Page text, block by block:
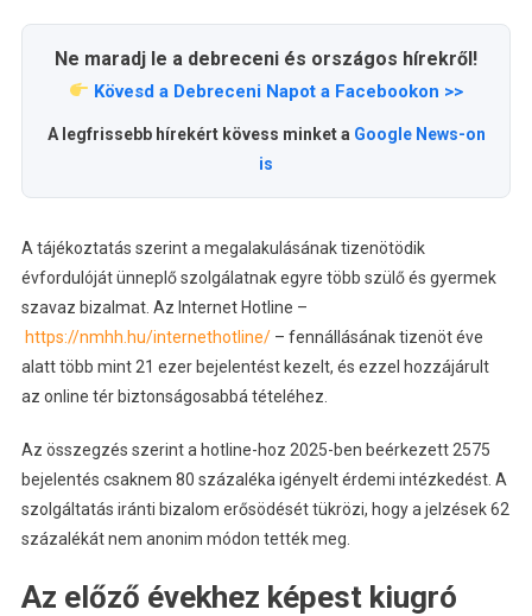
Ne maradj le a debreceni és országos hírekről!
Kövesd a Debreceni Napot a Facebookon >>
A legfrissebb hírekért kövess minket a Google News-on
is
A tájékoztatás szerint a megalakulásának tizenötödik
évfordulóját ünneplő szolgálatnak egyre több szülő és gyermek
szavaz bizalmat. Az Internet Hotline –
https://nmhh.hu/internethotline/– fennállásának tizenöt éve
alatt több mint 21 ezer bejelentést kezelt, és ezzel hozzájárult
az online tér biztonságosabbá tételéhez.
Az összegzés szerint a hotline-hoz 2025-ben beérkezett 2575
bejelentés csaknem 80 százaléka igényelt érdemi intézkedést. A
szolgáltatás iránti bizalom erősödését tükrözi, hogy a jelzések 62
százalékát nem anonim módon tették meg.
Az előző évekhez képest kiugró